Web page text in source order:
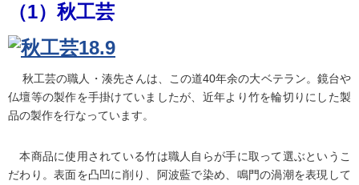
（1）秋工芸
秋工芸の職人・湊先さんは、この道40年余の大ベテラン。鏡台や
仏壇等の製作を手掛けていましたが、近年より竹を輪切りにした製
品の製作を行なっています。
本商品に使用されている竹は職人自らが手に取って選ぶというこ
だわり。表面を凸凹に削り、阿波藍で染め、鳴門の渦潮を表現して